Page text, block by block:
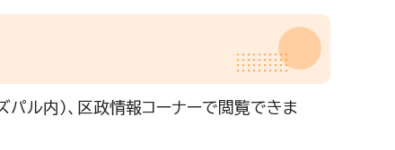
ル内）、区政情報コーナーで閲覧できま